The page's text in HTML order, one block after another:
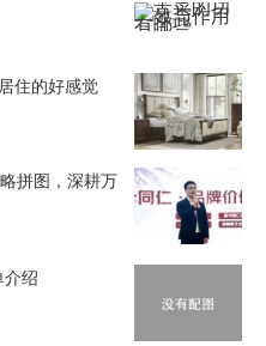
住的好感觉
拼图，深耕万
介绍